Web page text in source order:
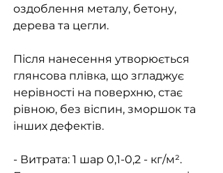
оздоблення металу, бетону,
дерева та цегли.
Після нанесення утворюється
глянсова плівка, що згладжує
нерівності на поверхню, стає
рівною, без віспин, зморшок та
інших дефектів.
- Витрата: 1 шар 0,1-0,2 - кг/м².